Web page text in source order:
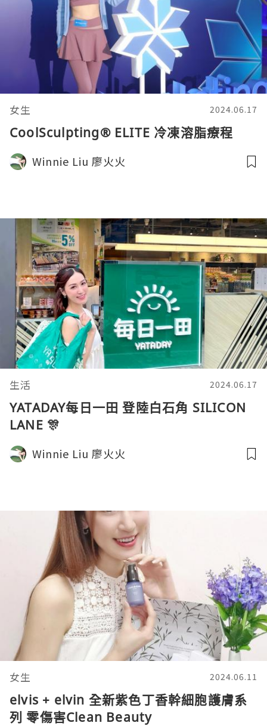
女生 2024.06.17
CoolSculpting® ELITE 冷凍溶脂療程
Winnie Liu 廖火火
生活 2024.06.17
YATADAY每日一田 登陸白石角 SILICON
LANE 🎊
Winnie Liu 廖火火
女生 2024.06.11
elvis + elvin 全新紫色丁香幹細胞護膚系
列 零傷害Clean Beauty